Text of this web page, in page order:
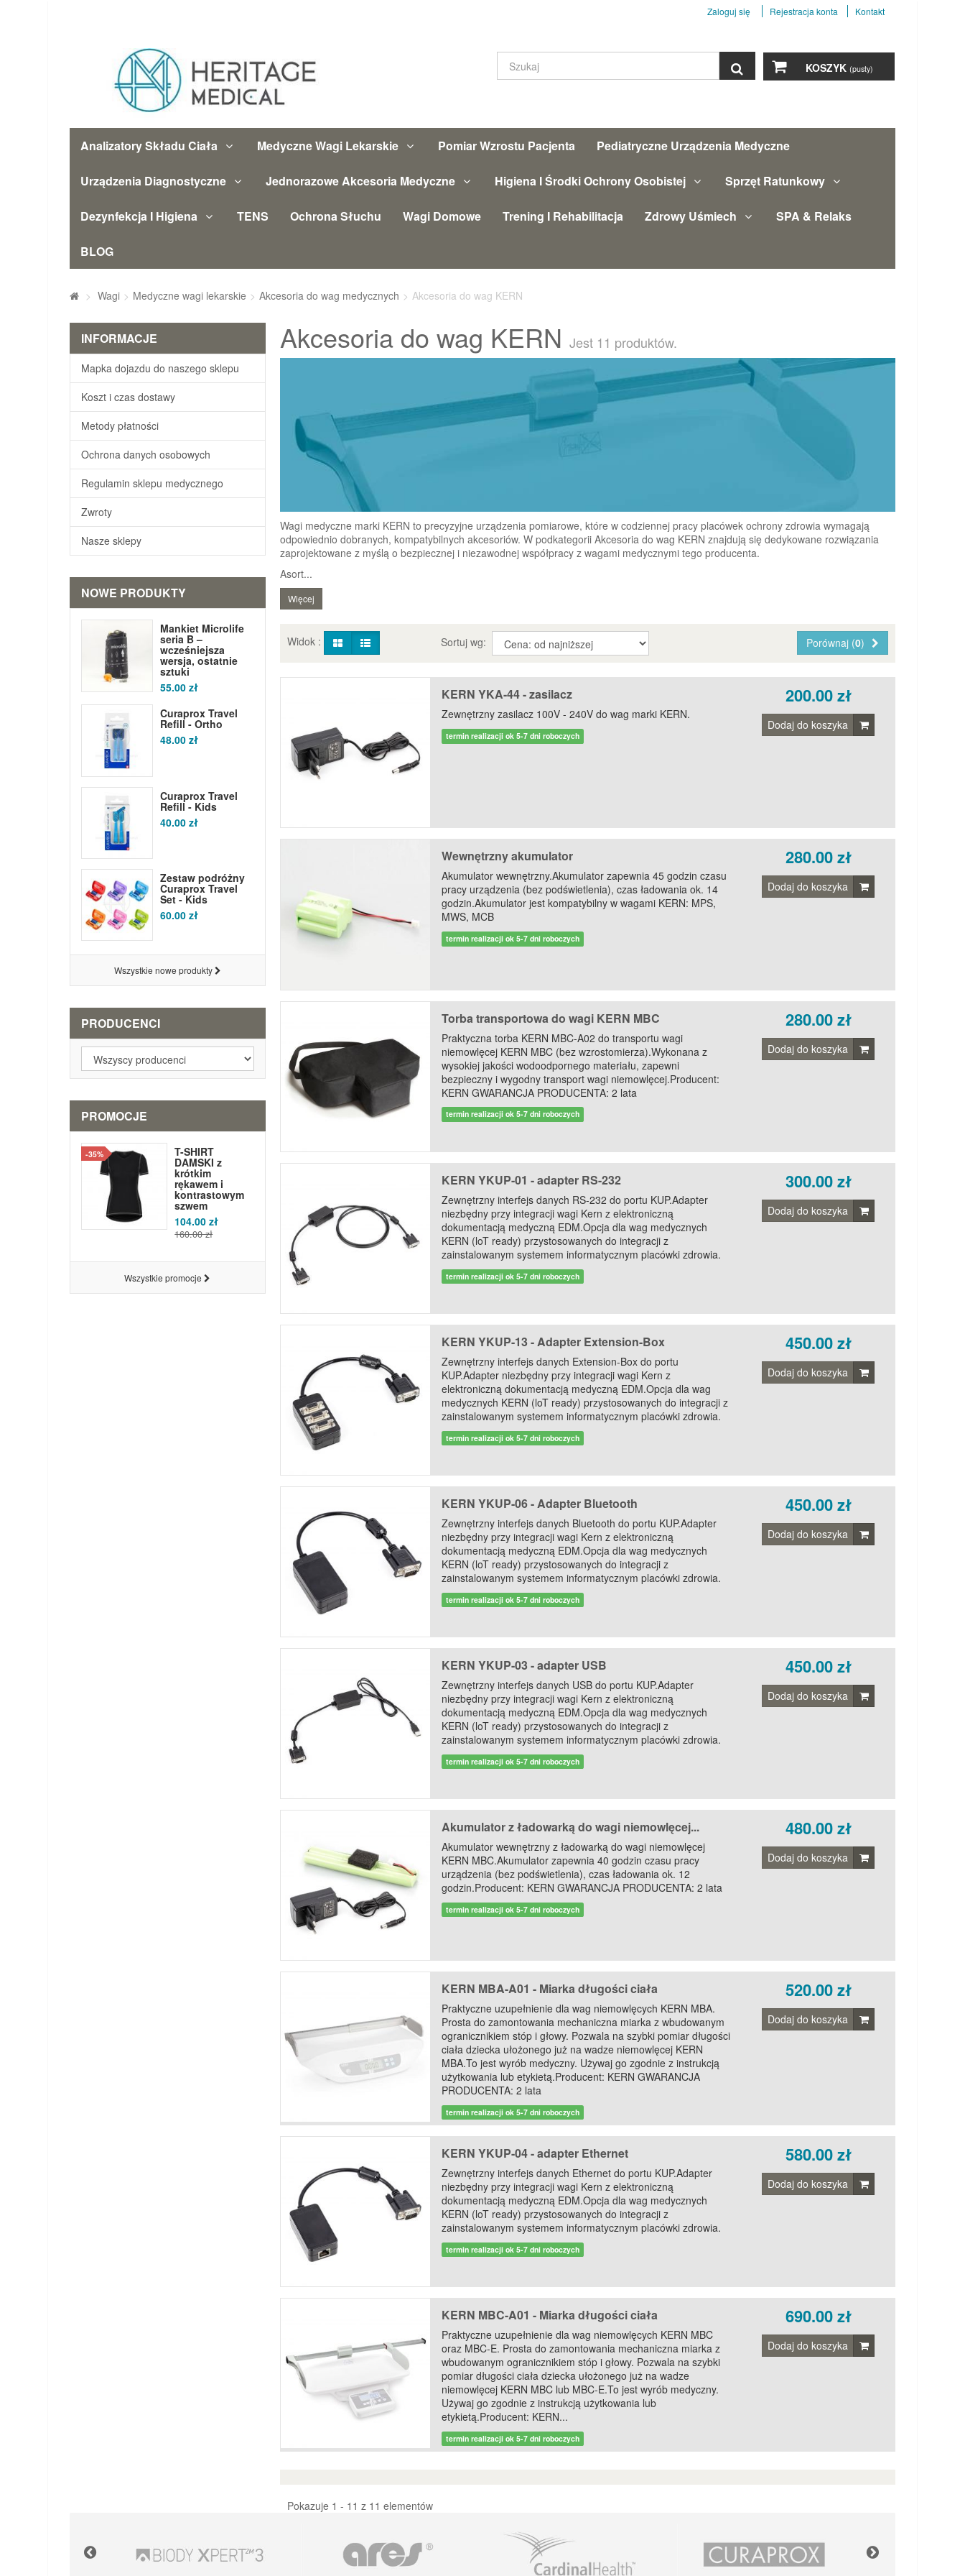
Zaloguj się Rejestracja konta Kontakt
KOSZYK (pusty)
Szukaj
Analizatory Składu Ciała Medyczne Wagi Lekarskie Pomiar Wzrostu Pacjenta Pediatryczne Urządzenia Medyczne
Urządzenia Diagnostyczne Jednorazowe Akcesoria Medyczne Higiena I Środki Ochrony Osobistej Sprzęt Ratunkowy
Dezynfekcja I Higiena TENS Ochrona Słuchu Wagi Domowe Trening I Rehabilitacja Zdrowy Uśmiech SPA & Relaks
BLOG
> Wagi > Medyczne wagi lekarskie > Akcesoria do wag medycznych > Akcesoria do wag KERN
INFORMACJE
Mapka dojazdu do naszego sklepu
Koszt i czas dostawy
Metody płatności
Ochrona danych osobowych
Regulamin sklepu medycznego
Zwroty
Nasze sklepy
NOWE PRODUKTY
Mankiet Microlife
seria B –
wcześniejsza
wersja, ostatnie
sztuki
55.00 zł
Curaprox Travel
Refill - Ortho
48.00 zł
Curaprox Travel
Refill - Kids
40.00 zł
Zestaw podróżny
Curaprox Travel
Set - Kids
60.00 zł
Wszystkie nowe produkty
PRODUCENCI
PROMOCJE
-35% T-SHIRT
DAMSKI z
krótkim
rękawem i
kontrastowym
szwem
104.00 zł
160.00 zł
Wszystkie promocje
Akcesoria do wag KERN Jest 11 produktów.
Wagi medyczne marki KERN to precyzyjne urządzenia pomiarowe, które w codziennej pracy placówek ochrony zdrowia wymagają
odpowiednio dobranych, kompatybilnych akcesoriów. W podkategorii Akcesoria do wag KERN znajdują się dedykowane rozwiązania
zaprojektowane z myślą o bezpiecznej i niezawodnej współpracy z wagami medycznymi tego producenta.
Asort...
Więcej
Widok : Sortuj wg: Porównaj (0)
KERN YKA-44 - zasilacz
Zewnętrzny zasilacz 100V - 240V do wag marki KERN.
termin realizacji ok 5-7 dni roboczych
200.00 zł
Dodaj do koszyka
Wewnętrzny akumulator
Akumulator wewnętrzny.Akumulator zapewnia 45 godzin czasu
pracy urządzenia (bez podświetlenia), czas ładowania ok. 14
godzin.Akumulator jest kompatybilny w wagami KERN: MPS,
MWS, MCB
termin realizacji ok 5-7 dni roboczych
280.00 zł
Dodaj do koszyka
Torba transportowa do wagi KERN MBC
Praktyczna torba KERN MBC-A02 do transportu wagi
niemowlęcej KERN MBC (bez wzrostomierza).Wykonana z
wysokiej jakości wodoodpornego materiału, zapewni
bezpieczny i wygodny transport wagi niemowlęcej.Producent:
KERN GWARANCJA PRODUCENTA: 2 lata
termin realizacji ok 5-7 dni roboczych
280.00 zł
Dodaj do koszyka
KERN YKUP-01 - adapter RS-232
Zewnętrzny interfejs danych RS-232 do portu KUP.Adapter
niezbędny przy integracji wagi Kern z elektroniczną
dokumentacją medyczną EDM.Opcja dla wag medycznych
KERN (loT ready) przystosowanych do integracji z
zainstalowanym systemem informatycznym placówki zdrowia.
termin realizacji ok 5-7 dni roboczych
300.00 zł
Dodaj do koszyka
KERN YKUP-13 - Adapter Extension-Box
Zewnętrzny interfejs danych Extension-Box do portu
KUP.Adapter niezbędny przy integracji wagi Kern z
elektroniczną dokumentacją medyczną EDM.Opcja dla wag
medycznych KERN (loT ready) przystosowanych do integracji z
zainstalowanym systemem informatycznym placówki zdrowia.
termin realizacji ok 5-7 dni roboczych
450.00 zł
Dodaj do koszyka
KERN YKUP-06 - Adapter Bluetooth
Zewnętrzny interfejs danych Bluetooth do portu KUP.Adapter
niezbędny przy integracji wagi Kern z elektroniczną
dokumentacją medyczną EDM.Opcja dla wag medycznych
KERN (loT ready) przystosowanych do integracji z
zainstalowanym systemem informatycznym placówki zdrowia.
termin realizacji ok 5-7 dni roboczych
450.00 zł
Dodaj do koszyka
KERN YKUP-03 - adapter USB
Zewnętrzny interfejs danych USB do portu KUP.Adapter
niezbędny przy integracji wagi Kern z elektroniczną
dokumentacją medyczną EDM.Opcja dla wag medycznych
KERN (loT ready) przystosowanych do integracji z
zainstalowanym systemem informatycznym placówki zdrowia.
termin realizacji ok 5-7 dni roboczych
450.00 zł
Dodaj do koszyka
Akumulator z ładowarką do wagi niemowlęcej...
Akumulator wewnętrzny z ładowarką do wagi niemowlęcej
KERN MBC.Akumulator zapewnia 40 godzin czasu pracy
urządzenia (bez podświetlenia), czas ładowania ok. 12
godzin.Producent: KERN GWARANCJA PRODUCENTA: 2 lata
termin realizacji ok 5-7 dni roboczych
480.00 zł
Dodaj do koszyka
KERN MBA-A01 - Miarka długości ciała
Praktyczne uzupełnienie dla wag niemowlęcych KERN MBA.
Prosta do zamontowania mechaniczna miarka z wbudowanym
ogranicznikiem stóp i głowy. Pozwala na szybki pomiar długości
ciała dziecka ułożonego już na wadze niemowlęcej KERN
MBA.To jest wyrób medyczny. Używaj go zgodnie z instrukcją
użytkowania lub etykietą.Producent: KERN GWARANCJA
PRODUCENTA: 2 lata
termin realizacji ok 5-7 dni roboczych
520.00 zł
Dodaj do koszyka
KERN YKUP-04 - adapter Ethernet
Zewnętrzny interfejs danych Ethernet do portu KUP.Adapter
niezbędny przy integracji wagi Kern z elektroniczną
dokumentacją medyczną EDM.Opcja dla wag medycznych
KERN (loT ready) przystosowanych do integracji z
zainstalowanym systemem informatycznym placówki zdrowia.
termin realizacji ok 5-7 dni roboczych
580.00 zł
Dodaj do koszyka
KERN MBC-A01 - Miarka długości ciała
Praktyczne uzupełnienie dla wag niemowlęcych KERN MBC
oraz MBC-E. Prosta do zamontowania mechaniczna miarka z
wbudowanym ogranicznikiem stóp i głowy. Pozwala na szybki
pomiar długości ciała dziecka ułożonego już na wadze
niemowlęcej KERN MBC lub MBC-E.To jest wyrób medyczny.
Używaj go zgodnie z instrukcją użytkowania lub
etykietą.Producent: KERN...
termin realizacji ok 5-7 dni roboczych
690.00 zł
Dodaj do koszyka
Pokazuje 1 - 11 z 11 elementów